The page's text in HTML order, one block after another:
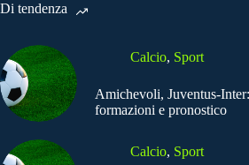
Di tendenza
Calcio, Sport
Amichevoli, Juventus-
formazioni e pronostico
Calcio, Sport